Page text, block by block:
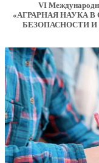
VI
«АГРАРНАЯ НАУКА
БЕЗОПАСНОСТИ И